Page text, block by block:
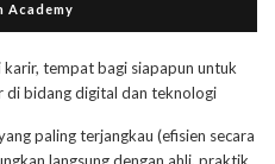
Academy
tempat bagi siapapun untuk
di bidang digital dan teknologi
paling terjangkau (efisien secara